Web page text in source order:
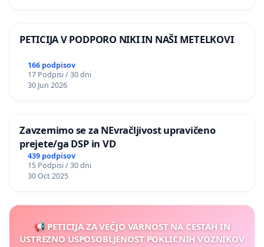
PETICIJA V PODPORO NIKI IN NAŠI METELKOVI
166 podpisov
17 Podpisi / 30 dni
30 Jun 2026
Zavzemimo se za NEvračljivost upravičeno
prejete/ga DSP in VD
439 podpisov
15 Podpisi / 30 dni
30 Oct 2025
📢 PETICIJA ZA VEČJO VARNOST NA CESTAH IN
USTREZNO USPOSOBLJENOST POKLICNIH VOZNIKOV